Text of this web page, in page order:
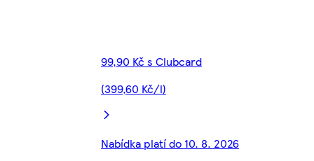
99,90 Kč s Clubcard
(399,60 Kč/l)
Nabídka platí do 10. 8. 2026